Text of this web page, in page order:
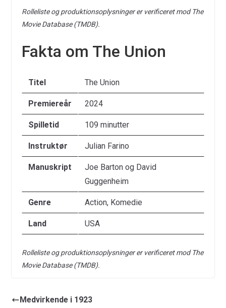
Rolleliste og produktionsoplysninger er verificeret mod The
Movie Database (TMDB).
Fakta om The Union
Titel The Union
Premiereår 2024
Spilletid 109 minutter
Instruktør Julian Farino
Manuskript
Joe Barton og David
Guggenheim
Genre Action, Komedie
Land USA
Rolleliste og produktionsoplysninger er verificeret mod The
Movie Database (TMDB).
Medvirkende i 1923